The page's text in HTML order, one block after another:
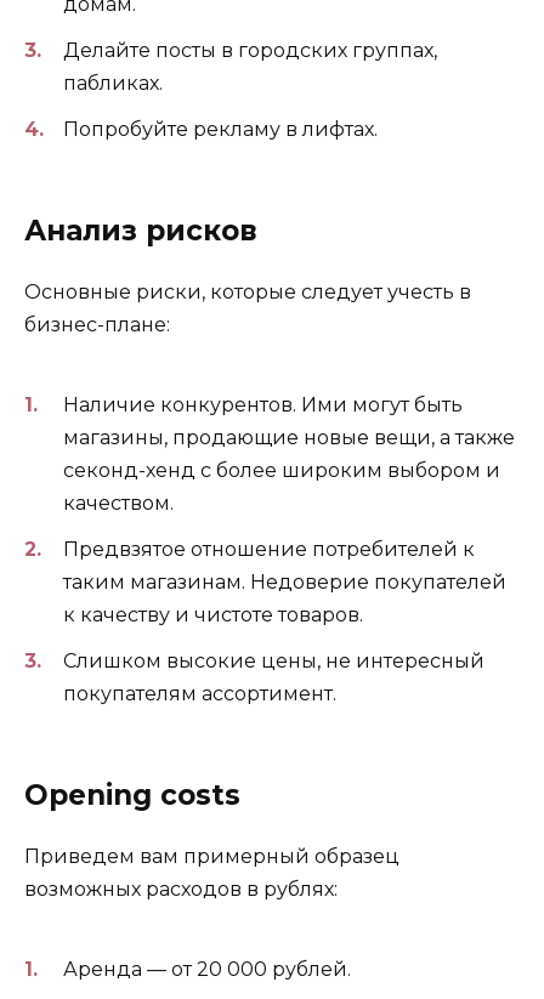
Делайте посты в городских группах,
пабликах.
Попробуйте рекламу в лифтах.
Анализ рисков
Основные риски, которые следует учесть в
бизнес-плане:
Наличие конкурентов. Ими могут быть
магазины, продающие новые вещи, а также
секонд-хенд с более широким выбором и
качеством.
Предвзятое отношение потребителей к
таким магазинам. Недоверие покупателей
к качеству и чистоте товаров.
Слишком высокие цены, не интересный
покупателям ассортимент.
Opening costs
Приведем вам примерный образец
возможных расходов в рублях:
Аренда — от 20 000 рублей.